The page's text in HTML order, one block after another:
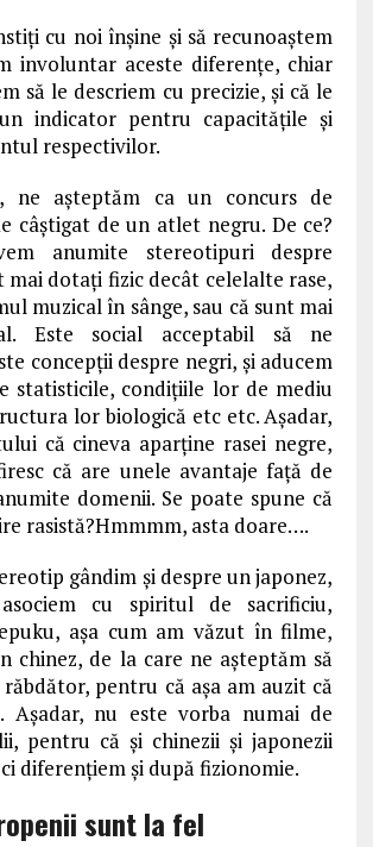
cu noi înșine și să recunoaștem
involuntar aceste diferențe, chiar
să le descriem cu precizie, și că le
indicator pentru capacitățile și
respectivilor.
ne așteptăm ca un concurs de
câștigat de un atlet negru. De ce?
anumite stereotipuri despre
mai dotați fizic decât celelalte rase,
muzical în sânge, sau că sunt mai
Este social acceptabil să ne
concepții despre negri, și aducem
statisticile, condițiile lor de mediu
lor biologică etc etc. Așadar,
că cineva aparține rasei negre,
că are unele avantaje față de
domenii. Se poate spune că
rasistă?Hmmmm, asta doare….
gândim și despre un japonez,
cu spiritul de sacrificiu,
așa cum am văzut în filme,
chinez, de la care ne așteptăm să
pentru că așa am auzit că
Așadar, nu este vorba numai de
pentru că și chinezii și japonezii
diferențiem și după fizionomie.
sunt la fel